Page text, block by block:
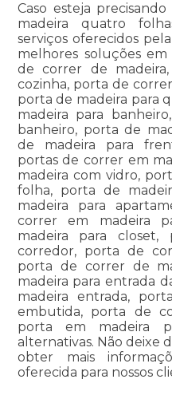
Caso esteja
madeira quatro
serviços oferecidos
melhores soluções
de correr de
cozinha, porta de
porta de madeira para
madeira para
banheiro, porta de
de madeira para
portas de correr em
madeira com vidro,
folha, porta de
madeira para
correr em madeira
madeira para
corredor, porta de
porta de correr de
madeira para entrada
madeira entrada,
embutida, porta de
porta em madeira
alternativas. Não deixe
obter mais
oferecida para nossos